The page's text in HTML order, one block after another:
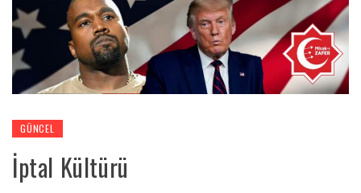
GÜNCEL
İptal Kültürü